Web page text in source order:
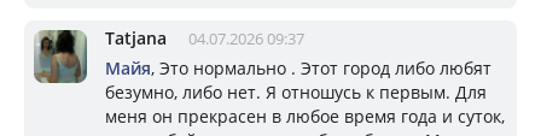
Tatjana 04.07.2026 09:37
Майя, Это нормально . Этот город либо любят
безумно, либо нет. Я отношусь к первым. Для
меня он прекрасен в любое время года и суток,